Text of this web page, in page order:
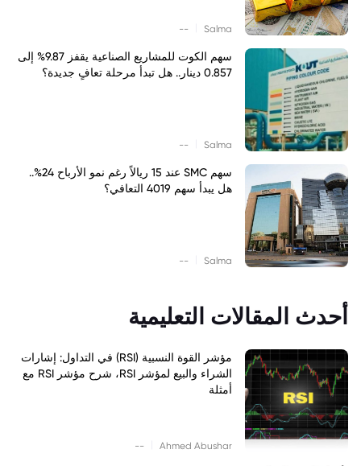
Salma
--
سهم الكوت للمشاريع الصناعية يقفز 9.87% إلى
0.857 دينار.. هل تبدأ مرحلة تعافٍ جديدة؟
Salma
--
سهم SMC عند 15 ريالاً رغم نمو الأرباح 24%..
هل يبدأ سهم 4019 التعافي؟
Salma
--
أحدث المقالات التعليمية
مؤشر القوة النسبية (RSI) في التداول: إشارات
الشراء والبيع لمؤشر RSI، شرح مؤشر RSI مع
أمثلة
Ahmed Abushar
--